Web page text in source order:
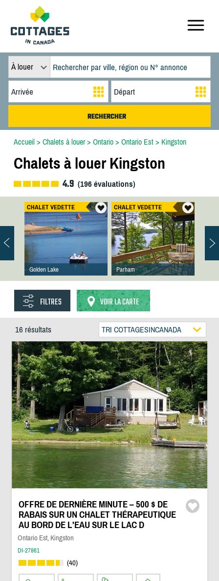
À louer
Accueil> Chalets à louer> Ontario> Ontario Est> Kingston
Chalets à louer Kingston
4.9 (196évaluations)
CHALET VEDETTE
Golden Lake
CHALET VEDETTE
Parham
FILTRES VOIR LA CARTE
16 résultats TRI COTTAGESINCANADA
OFFRE DE DERNIÈRE MINUTE – 500 $ DE
RABAIS SUR UN CHALET THÉRAPEUTIQUE
AU BORD DE L'EAU SUR LE LAC D
Ontario Est, Kingston
DI-27861
(40)